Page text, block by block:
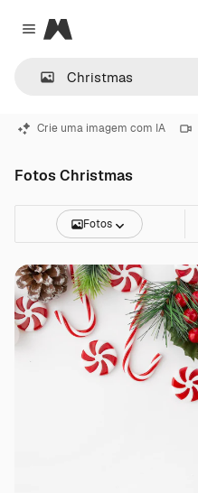
Close menu
Magnific
Crie uma imagem com IA
Fotos Christmas
Fotos